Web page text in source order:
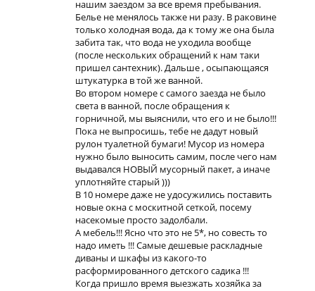
нашим заездом за все время пребывания.
Белье не менялось также ни разу. В раковине
только холодная вода, да к тому же она была
забита так, что вода не уходила вообще
(после нескольких обращений к нам таки
пришел сантехник). Дальше , осыпающаяся
штукатурка в той же ванной.
Во втором номере с самого заезда не было
света в ванной, после обращения к
горничной, мы выяснили, что его и не было!!!
Пока не выпросишь, тебе не дадут новый
рулон туалетной бумаги! Мусор из номера
нужно было выносить самим, после чего нам
выдавался НОВЫЙ мусорный пакет, а иначе
уплотняйте старый )))
В 10 номере даже не удосужились поставить
новые окна с москитной сеткой, посему
насекомые просто задолбали.
А мебель!!! Ясно что это не 5*, но совесть то
надо иметь !!! Самые дешевые раскладные
диваны и шкафы из какого-то
расформированного детского садика !!!
Когда пришло время выезжать хозяйка за